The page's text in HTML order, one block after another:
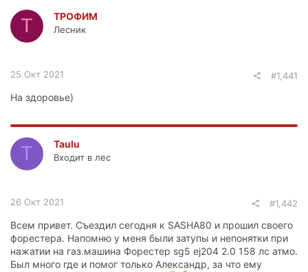
Т ТРОФИМ
Лесник
25 Окт 2021 #1,441
На здоровье)
T Taulu
Входит в лес
26 Окт 2021 #1,442
Всем привет. Съездил сегодня к SASHA80 и прошил своего
форестера. Напомню у меня были затупы и непонятки при
нажатии на газ.машина Форестер sg5 ej204 2.0 158 лс атмо.
Был много где и помог только Александр, за что ему